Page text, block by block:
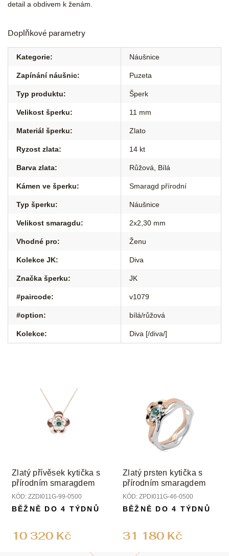
detail a obdivem k ženám.
Doplňkové parametry
Kategorie: Náušnice
Zapínání náušnic: Puzeta
Typ produktu: Šperk
Velikost šperku: 11 mm
Materiál šperku: Zlato
Ryzost zlata: 14 kt
Barva zlata: Růžová Bílá
Kámen ve šperku: Smaragd přírodní
Typ šperku: Náušnice
Velikost smaragdu: 2x2,30 mm
Vhodné pro: Ženu
Kolekce JK: Diva
Značka šperku: JK
#paircode: v1079
#option: bílá/růžová
Kolekce: Diva [/diva/]
Zlatý přívěsek kytička s
přírodním smaragdem
KÓD: ZZDI011G-99-0500
10 320 Kč
BĚŽNĚ DO 4 TÝDNŮ
Zlatý prsten kytička s
přírodním smaragdem
KÓD: ZPDI011G-46-0500
31 180 Kč
BĚŽNĚ DO 4 TÝDNŮ